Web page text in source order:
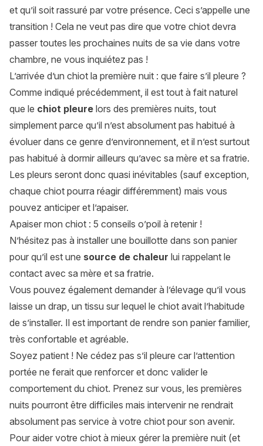
et qu’il soit rassuré par votre présence. Ceci s’appelle une
transition ! Cela ne veut pas dire que votre chiot devra
passer toutes les prochaines nuits de sa vie dans votre
chambre, ne vous inquiétez pas !
L’arrivée d’un chiot la première nuit : que faire s’il pleure ?
Comme indiqué précédemment, il est tout à fait naturel
que le chiot pleure lors des premières nuits, tout
simplement parce qu’il n’est absolument pas habitué à
évoluer dans ce genre d’environnement, et il n’est surtout
pas habitué à dormir ailleurs qu’avec sa mère et sa fratrie.
Les pleurs seront donc quasi inévitables (sauf exception,
chaque chiot pourra réagir différemment) mais vous
pouvez anticiper et l’apaiser.
Apaiser mon chiot : 5 conseils o’poil à retenir !
N’hésitez pas à installer une bouillotte dans son panier
pour qu’il est une source de chaleur lui rappelant le
contact avec sa mère et sa fratrie.
Vous pouvez également demander à l’élevage qu’il vous
laisse un drap, un tissu sur lequel le chiot avait l’habitude
de s’installer. Il est important de rendre son panier familier,
très confortable et agréable.
Soyez patient ! Ne cédez pas s’il pleure car l’attention
portée ne ferait que renforcer et donc valider le
comportement du chiot. Prenez sur vous, les premières
nuits pourront être difficiles mais intervenir ne rendrait
absolument pas service à votre chiot pour son avenir.
Pour aider votre chiot à mieux gérer la première nuit (et